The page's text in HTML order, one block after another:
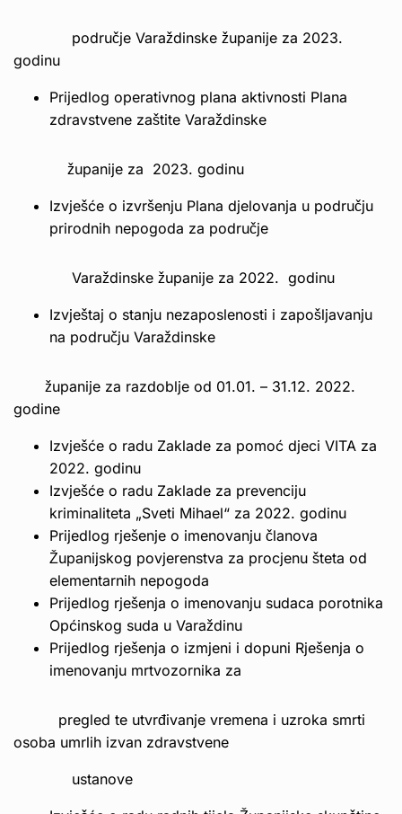
područje Varaždinske županije za 2023.
godinu
Prijedlog operativnog plana aktivnosti Plana
zdravstvene zaštite Varaždinske
županije za 2023. godinu
Izvješće o izvršenju Plana djelovanja u području
prirodnih nepogoda za područje
Varaždinske županije za 2022. godinu
Izvještaj o stanju nezaposlenosti i zapošljavanju
na području Varaždinske
županije za razdoblje od 01.01. – 31.12. 2022.
godine
Izvješće o radu Zaklade za pomoć djeci VITA za
2022. godinu
Izvješće o radu Zaklade za prevenciju
kriminaliteta „Sveti Mihael“ za 2022. godinu
Prijedlog rješenje o imenovanju članova
Županijskog povjerenstva za procjenu šteta od
elementarnih nepogoda
Prijedlog rješenja o imenovanju sudaca porotnika
Općinskog suda u Varaždinu
Prijedlog rješenja o izmjeni i dopuni Rješenja o
imenovanju mrtvozornika za
pregled te utvrđivanje vremena i uzroka smrti
osoba umrlih izvan zdravstvene
ustanove